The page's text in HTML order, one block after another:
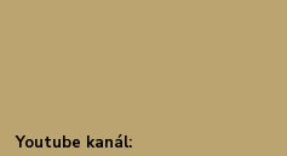
Youtube kanál: